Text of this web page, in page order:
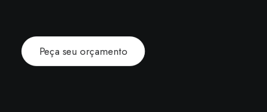
Peça seu orçamento